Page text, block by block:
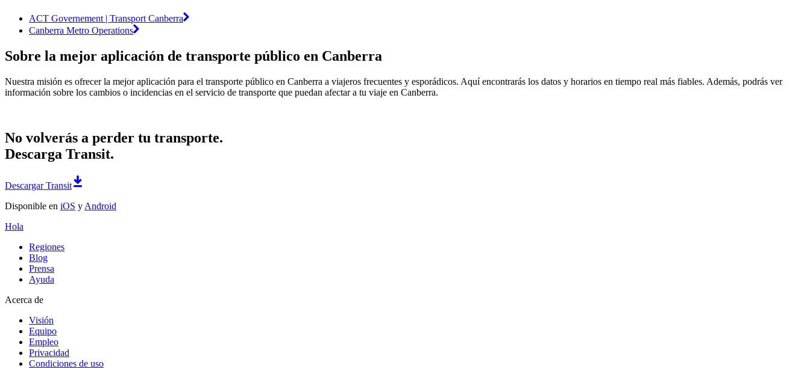
ACT Governement | Transport Canberra
Canberra Metro Operations
Sobre la mejor aplicación de transporte público en Canberra
Nuestra misión es ofrecer la mejor aplicación para el transporte público en Canberra a viajeros frecuentes y esporádicos. Aquí encontrarás los datos y horarios en tiempo real más fiables. Además, podrás ver
información sobre los cambios o incidencias en el servicio de transporte que puedan afectar a tu viaje en Canberra.
No volverás a perder tu transporte.
Descarga Transit.
Descargar Transit
Disponible en iOS y Android
Hola
Regiones
Blog
Prensa
Ayuda
Acerca de
Visión
Equipo
Empleo
Privacidad
Condiciones de uso